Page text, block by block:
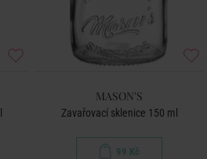
MASON'S
Zavařovací sklenice 150 ml
99 Kč